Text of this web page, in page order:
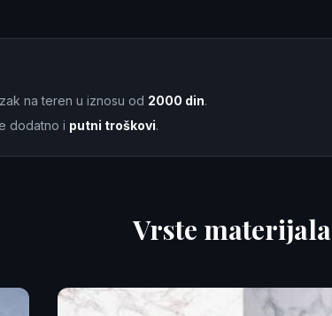
na teren u iznosu od 2000 din.
dodatno i putni troškovi.
Vrste materijala